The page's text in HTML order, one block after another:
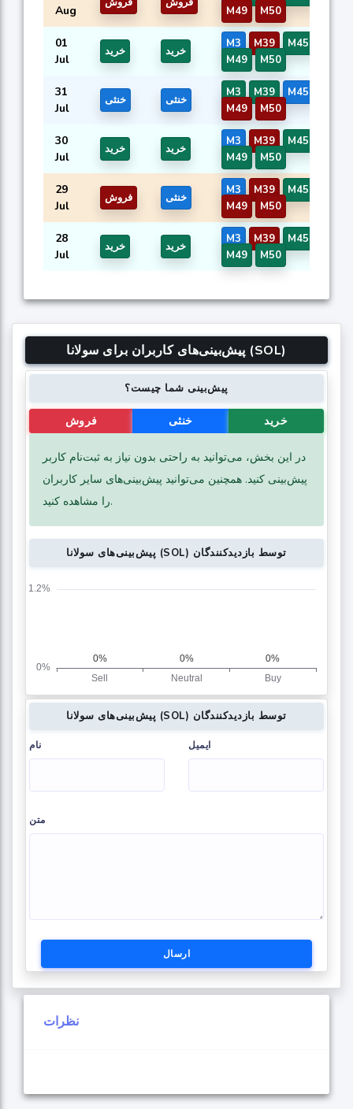
Aug
M49
M50
01
Jul
خرید خرید
M3 M39 M45
M49
M50
31
Jul
خنثی خنثی
M3 M39 M45
M49
M50
30
Jul
خرید خرید
M3 M39 M45
M49
M50
29
Jul
فروش خنثی
M3 M39 M45
M49
M50
28
Jul
خرید خرید
M3 M39 M45
M49
M50
پیش‌بینی‌های کاربران برای سولانا (SOL)
پیش‌بینی شما چیست؟
فروش خنثی خرید
در این بخش، می‌توانید به راحتی بدون نیاز به ثبت‌نام کاربر
پیش‌بینی کنید. همچنین می‌توانید پیش‌بینی‌های سایر کاربران
را مشاهده کنید.
پیش‌بینی‌های سولانا (SOL) توسط بازدیدکنندگان
پیش‌بینی‌های سولانا (SOL) توسط بازدیدکنندگان
نام ایمیل
متن
ارسال
نظرات